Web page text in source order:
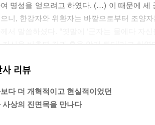
명성을 얻으려고 하였다. (…) 이 때문에 세
니, 한강자와 위환자는 바깥으로부터 조양
자신을 비추면 길과 흉을 알게 된다’라고 하
사 리뷰
다 더 개혁적이고 현실적이었던
사상의 진면목을 만나다